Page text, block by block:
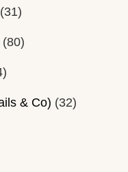
(31)
(80)
& Co) (32)